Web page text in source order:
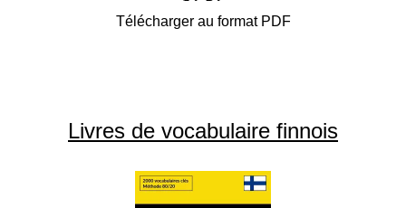
Télécharger au format PDF
Livres de vocabulaire finnois